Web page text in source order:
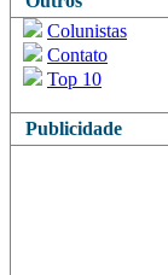
Colunistas
Contato
Top 10
Publicidade